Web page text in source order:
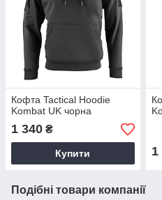
Кофта Tactical Hoodie
Kombat UK чорна
1 340 ₴
Купити 1
Подібні товари компанії